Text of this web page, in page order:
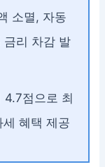
소멸, 자동
금리 차감 발
4.7점으로 최
혜택 제공